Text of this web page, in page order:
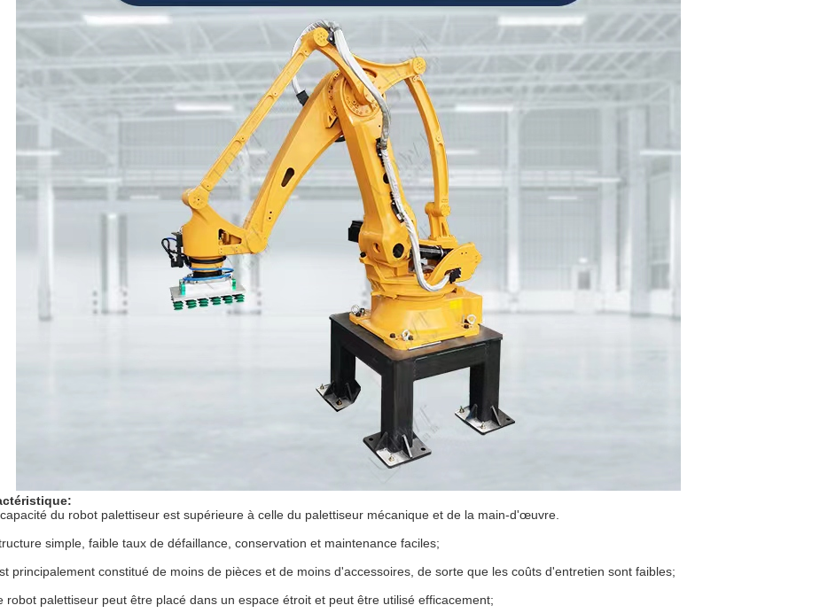
du robot palettiseur est supérieure à celle du palettiseur mécanique et de la main-d'œuvre.
simple, faible taux de défaillance, conservation et maintenance faciles;
principalement constitué de moins de pièces et de moins d'accessoires, de sorte que les coûts d'entretien sont faibles;
robot palettiseur peut être placé dans un espace étroit et peut être utilisé efficacement;